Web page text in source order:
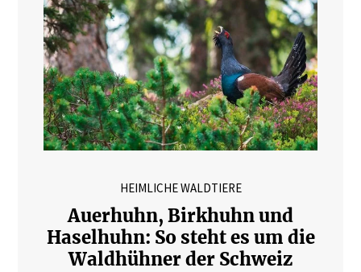
HEIMLICHE WALDTIERE
Auerhuhn, Birkhuhn und
Haselhuhn: So steht es um die
Waldhühner der Schweiz